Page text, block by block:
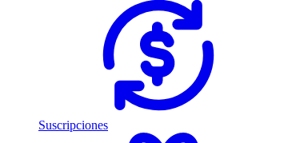
Suscripciones